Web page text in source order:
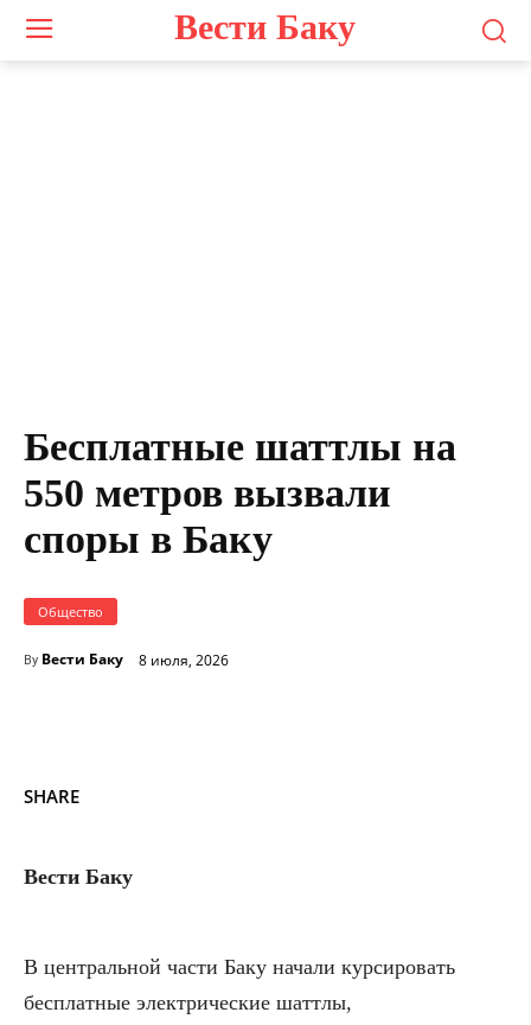
Вести Баку
Бесплатные шаттлы на
550 метров вызвали
споры в Баку
Общество
By Вести Баку 8 июля, 2026
SHARE
Вести Баку
В центральной части Баку начали курсировать
бесплатные электрические шаттлы,